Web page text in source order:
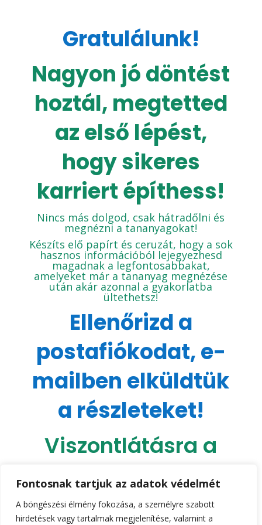
Fontosnak tartjuk az adatok védelmét
A böngészési élmény fokozása, a személyre szabott
hirdetések vagy tartalmak megjelenítése, valamint a
Gratulálunk!
Nagyon jó döntést
hoztál, megtetted
az első lépést,
hogy sikeres
karriert építhess!
Nincs más dolgod, csak hátradőlni és
megnézni a tananyagokat!
Készíts elő papírt és ceruzát, hogy a sok
hasznos információból lejegyezhesd
magadnak a legfontosabbakat,
amelyeket már a tananyag megnézése
után akár azonnal a gyakorlatba
ültethetsz!
Ellenőrizd a
postafiókodat, e-
mailben elküldtük
a részleteket!
Viszontlátásra a
tanulófelületen!